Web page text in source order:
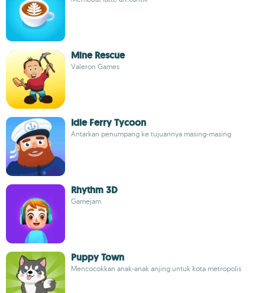
Mine Rescue
Valeron Games
Idle Ferry Tycoon
Antarkan penumpang ke tujuannya masing-masing
Rhythm 3D
Gamejam
Puppy Town
Mencocokkan anak-anak anjing untuk kota metropolis